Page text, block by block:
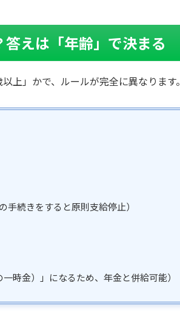
えは「年齢」で決まる
上」かで、ルールが完全に異なります。
手続きをすると原則支給停止）
時金）」になるため、年金と併給可能）